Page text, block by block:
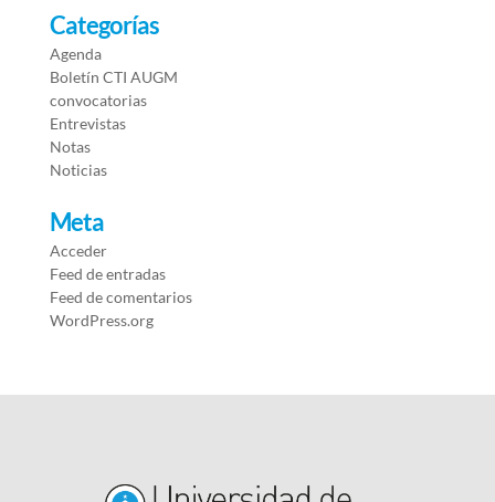
Categorías
Agenda
Boletín CTI AUGM
convocatorias
Entrevistas
Notas
Noticias
Meta
Acceder
Feed de entradas
Feed de comentarios
WordPress.org